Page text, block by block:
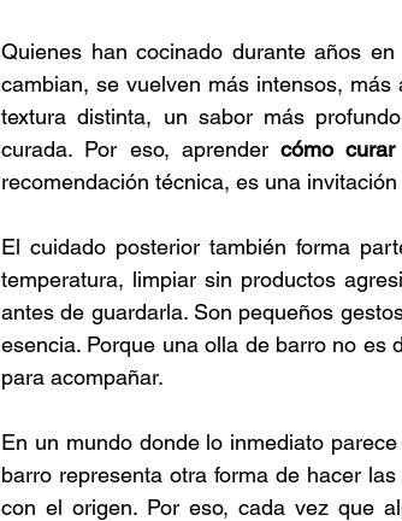
Quienes han cocinado durante años
cambian, se vuelven más intensos,
textura distinta, un sabor más
curada. Por eso, aprender cómo
recomendación técnica, es una
El cuidado posterior también forma
temperatura, limpiar sin productos
antes de guardarla. Son pequeños
esencia. Porque una olla de barro no es
para acompañar.
En un mundo donde lo inmediato
barro representa otra forma de hacer
con el origen. Por eso, cada vez que